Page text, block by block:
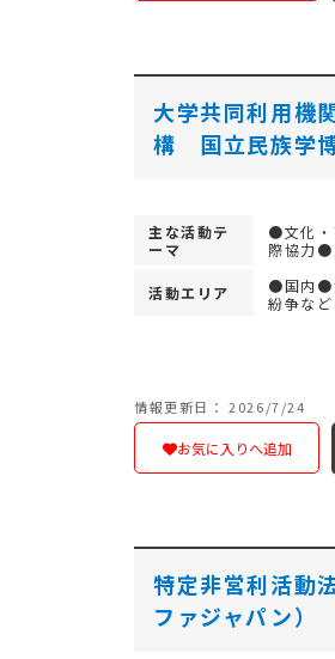
大学共同利用機
構 国立民族学博
主な活動テ
ーマ
●文化
際協力●
活動エリア
●国内●
紛争な
情報更新日： 2026/7/24
お気に入りへ追加
特定非営利活動
ファジャパン）